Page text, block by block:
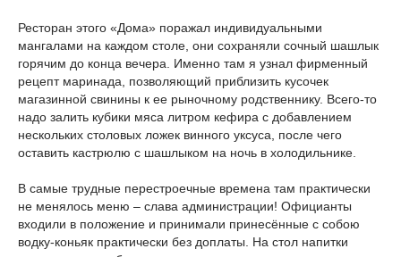
Ресторан этого «Дома» поражал индивидуальными
мангалами на каждом столе, они сохраняли сочный шашлык
горячим до конца вечера. Именно там я узнал фирменный
рецепт маринада, позволяющий приблизить кусочек
магазинной свинины к ее рыночному родственнику. Всего-то
надо залить кубики мяса литром кефира с добавлением
нескольких столовых ложек винного уксуса, после чего
оставить кастрюлю с шашлыком на ночь в холодильнике.
В самые трудные перестроечные времена там практически
не менялось меню – слава администрации! Официанты
входили в положение и принимали принесённые с собою
водку-коньяк практически без доплаты. На стол напитки